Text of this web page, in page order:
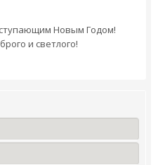
Новым Годом!
и светлого!